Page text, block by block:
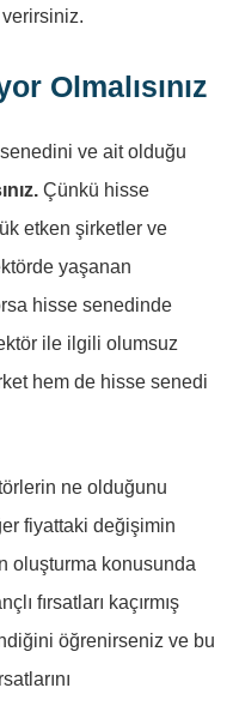
verirsiniz.
Olmalısınız
ve ait olduğu
Çünkü hisse
etken şirketler ve
yaşanan
hisse senedinde
ile ilgili olumsuz
hem de hisse senedi
ne olduğunu
fiyattaki değişimin
oluşturma konusunda
fırsatları kaçırmış
öğrenirseniz ve bu